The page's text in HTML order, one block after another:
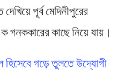
পূর্ব মেদিনীপুরের
গনককারের কাছে নিয়ে যায়।
হিসেবে গড়ে তুলতে উদ্যোগী